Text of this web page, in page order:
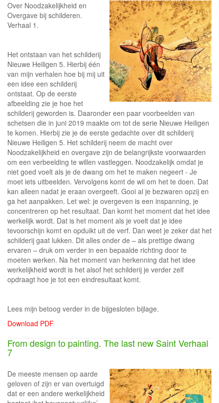
Over Noodzakelijkheid en
Overgave bij schilderen.
Verhaal 1.
Het ontstaan van het schilderij
Nieuwe Heiligen 5. Hierbij één
van mijn verhalen hoe bij mij uit
een idee een schilderij
ontstaat. Op de eerste
afbeelding zie je hoe het
schilderij geworden is. Daaronder een paar voorbeelden van
schetsen die in juni 2019 maakte om tot de serie Nieuwe Heiligen
te komen. Hierbij zie je de eerste gedachte over dit schilderij
Nieuwe Heiligen 5. Het schilderij neem de macht over
Noodzakelijkheid en overgave zijn de belangrijkste voorwaarden
om een verbeelding te willen vastleggen. Noodzakelijk omdat je
niet goed voelt als je de dwang om het te maken negeert - Je
moet iets uitbeelden. Vervolgens komt de wil om het te doen. Dat
kan alleen nadat je eraan overgeeft. Gooi al je bezwaren opzij en
ga het aanpakken. Let wel: je overgeven is een inspanning, je
concentreren op het resultaat. Dan komt het moment dat het idee
werkelijk wordt. Dat is het moment als je voelt dat je idee
tevoorschijn komt en opduikt uit de verf. Dan weet je zeker dat het
schilderij gaat lukken. Dit alles onder de – als prettige dwang
ervaren – druk om verder in een bepaalde richting door te
moeten werken. Na het moment van herkenning dat het idee
werkelijkheid wordt is het alsof het schilderij je verder zelf
opdraagt hoe je tot een eindresultaat komt.
Lees mijn betoog verder in de bijgesloten bijlage.
Download PDF
From design to painting. The last new Saint Verhaal
7
De meeste mensen op aarde
geloven of zijn er van overtuigd
dat er een andere werkelijkheid